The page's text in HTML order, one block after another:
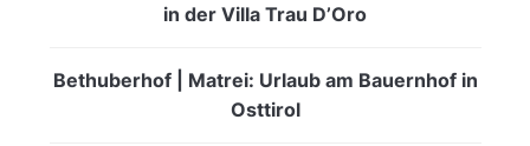
in der Villa Trau D’Oro
Bethuberhof | Matrei: Urlaub am Bauernhof in
Osttirol